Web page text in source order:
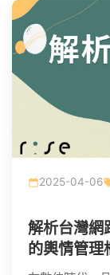
2025-04-06
解析台灣網
的輿情管理